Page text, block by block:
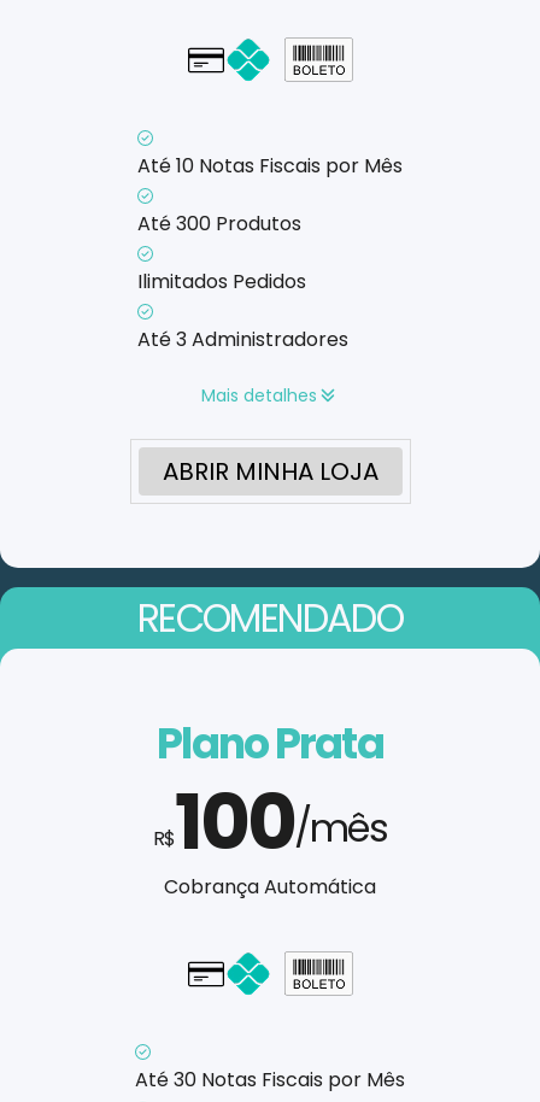
Cartão - em até 1x
Até 10 Notas Fiscais por Mês
Até 300 Produtos
Ilimitados Pedidos
Até 3 Administradores
Mais detalhes
ABRIR MINHA LOJA
RECOMENDADO
Plano Prata
R$100/mês
Cobrança Automática
Cartão - em até 1x
Até 30 Notas Fiscais por Mês